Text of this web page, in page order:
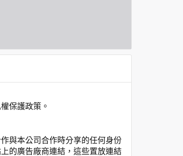
保護政策。
與本公司合作時分享的任何身份
的廣告廠商連結，這些置放連結